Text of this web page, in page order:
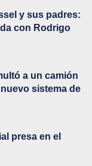
y sus padres:
con Rodrigo
a un camión
sistema de
presa en el